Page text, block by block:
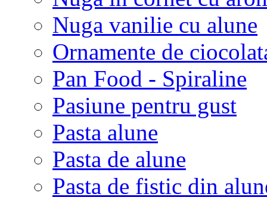
Nuga vanilie cu alune
Ornamente de
Pan Food - Spiraline
Pasiune pentru gust
Pasta alune
Pasta de alune
Pasta de fistic din